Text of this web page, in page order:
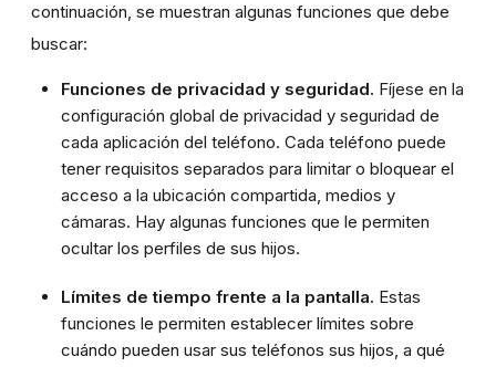
continuación, se muestran algunas funciones que debe
buscar:
Funciones de privacidad y seguridad. Fíjese en la
configuración global de privacidad y seguridad de
cada aplicación del teléfono. Cada teléfono puede
tener requisitos separados para limitar o bloquear el
acceso a la ubicación compartida, medios y
cámaras. Hay algunas funciones que le permiten
ocultar los perfiles de sus hijos.
Límites de tiempo frente a la pantalla. Estas
funciones le permiten establecer límites sobre
cuándo pueden usar sus teléfonos sus hijos, a qué